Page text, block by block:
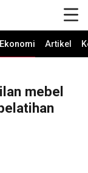
Ekonomi Artikel
mebel